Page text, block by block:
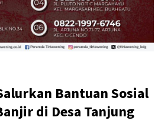
Bantuan Sosial
di Desa Tanjung